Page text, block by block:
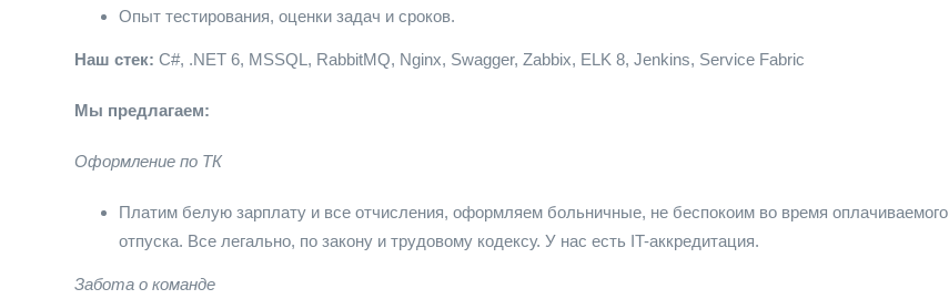
Опыт тестирования, оценки задач и сроков.
Наш стек: C#, .NET 6, MSSQL, RabbitMQ, Nginx, Swagger, Zabbix, ELK 8, Jenkins, Service Fabric
Мы предлагаем:
Оформление по ТК
Платим белую зарплату и все отчисления, оформляем больничные, не беспокоим во время оплачиваемого
отпуска. Все легально, по закону и трудовому кодексу. У нас есть IT-аккредитация.
Забота о команде